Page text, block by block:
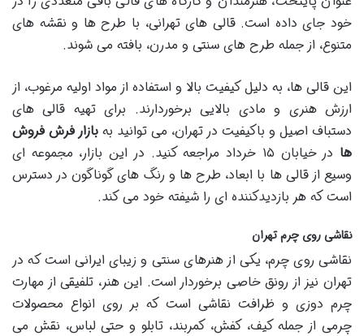
خود جای داده است. قالی های تهرانی، با طرح ها و نقشه های
متنوع، از جمله طرح های سنتی و مدرن، بافته می شوند.
این قالی ها، به دلیل کیفیت بالا و استفاده از مواد اولیه مرغوب، از
ارزش هنری و مادی بالایی برخوردارند. برای تهیه قالی های
دستباف اصیل و باکیفیت در تهران، می توانید به بازار فرش فروش
ها
در خیابان ۱۵ خرداد مراجعه کنید. در این بازار، مجموعه ای
وسیع از قالی ها با ابعاد، طرح ها و رنگ های گوناگون در دسترس
است که هر بازدیدکننده ای را شیفته خود می کند.
نقاشی روی چرم تهران
نقاشی روی چرم، یکی از هنرهای سنتی و زیبای ایرانی است که در
تهران نیز از رونق خاصی برخوردار است. این هنر، تلفیقی از مهارت
چرم دوزی و ظرافت نقاشی است که بر روی انواع محصولات
چرمی از جمله کیف، کفش، کمربند، تابلو و حتی لباس، نقش می